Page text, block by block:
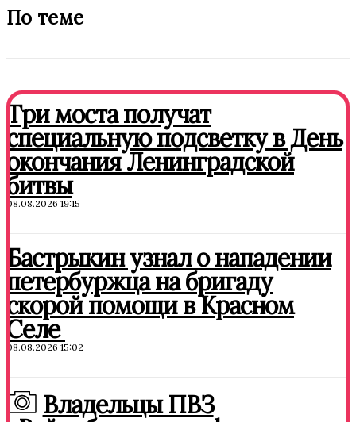
По теме
Три моста получат
специальную подсветку в День
окончания Ленинградской
битвы
08.08.2026 19:15
Бастрыкин узнал о нападении
петербуржца на бригаду
скорой помощи в Красном
Селе
08.08.2026 15:02
Владельцы ПВЗ